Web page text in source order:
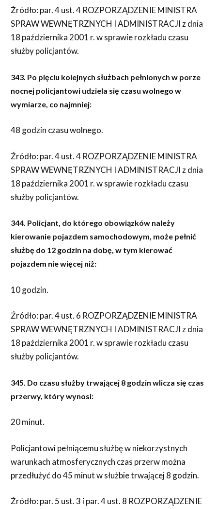
Źródło: par. 4 ust. 4 ROZPORZĄDZENIE MINISTRA
SPRAW WEWNĘTRZNYCH I ADMINISTRACJI z dnia
18 października 2001 r. w sprawie rozkładu czasu
służby policjantów.
343. Po pięciu kolejnych służbach pełnionych w porze
nocnej policjantowi udziela się czasu wolnego w
wymiarze, co najmniej:
48 godzin czasu wolnego.
Źródło: par. 4 ust. 4 ROZPORZĄDZENIE MINISTRA
SPRAW WEWNĘTRZNYCH I ADMINISTRACJI z dnia
18 października 2001 r. w sprawie rozkładu czasu
służby policjantów.
344. Policjant, do którego obowiązków należy
kierowanie pojazdem samochodowym, może pełnić
służbę do 12 godzin na dobę, w tym kierować
pojazdem nie więcej niż:
10 godzin.
Źródło: par. 4 ust. 6 ROZPORZĄDZENIE MINISTRA
SPRAW WEWNĘTRZNYCH I ADMINISTRACJI z dnia
18 października 2001 r. w sprawie rozkładu czasu
służby policjantów.
345. Do czasu służby trwającej 8 godzin wlicza się czas
przerwy, który wynosi:
20 minut.
Policjantowi pełniącemu służbę w niekorzystnych
warunkach atmosferycznych czas przerw można
przedłużyć do 45 minut w służbie trwającej 8 godzin.
Źródło: par. 5 ust. 3 i par. 4 ust. 8 ROZPORZĄDZENIE